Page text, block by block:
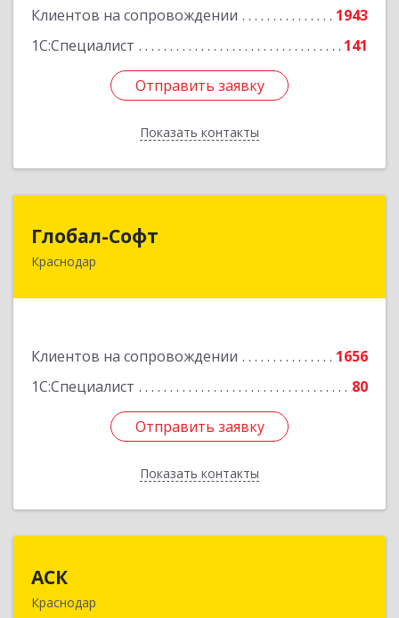
Клиентов на сопровождении
1943
1С:Специалист
141
Отправить заявку
Показать контакты
Подробнее
Отправить заявку
Назад
Глобал-Софт
Краснодар
Клиентов на сопровождении
1656
1С:Специалист
80
Отправить заявку
Показать контакты
350018, Краснодарский край, Краснодар г,
Отправить заявку
Назад
АСК
Краснодар350900, Краснодарский край, Краснодар г,